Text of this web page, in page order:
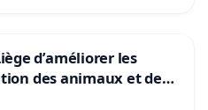
d’améliorer les
des animaux et de
en magasin